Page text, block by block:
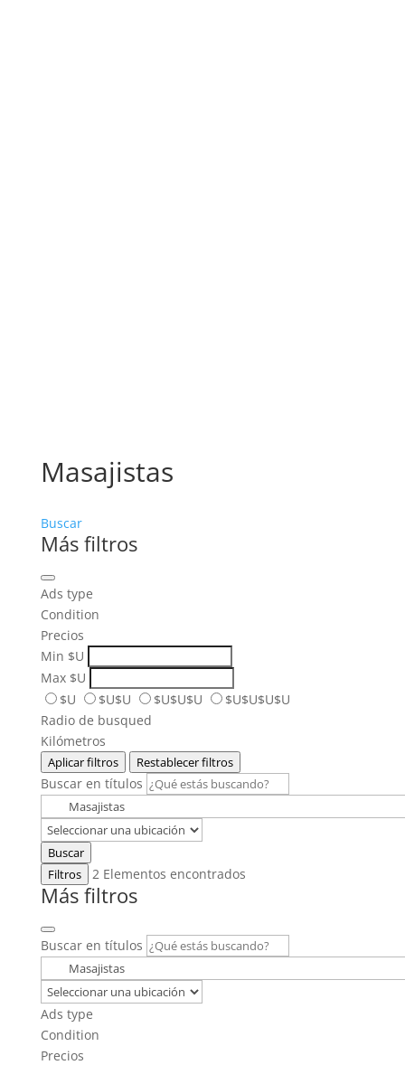
Masajistas
Buscar
Más filtros
Ads type
Condition
Precios
Min $U
Max $U
$U
$U$U $U$U$U
$U$U$U$U
Radio de busqued
Kilómetros
Aplicar filtros Restablecer filtros
Buscar en títulos
Buscar
Filtros
2Elementos encontrados
Más filtros
Buscar en títulos
Ads type
Condition
Precios